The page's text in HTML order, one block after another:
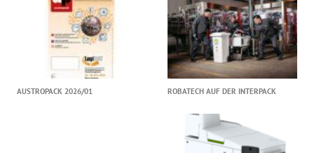
AUSTROPACK 2026/01 ROBATECH AUF DER INTERPACK